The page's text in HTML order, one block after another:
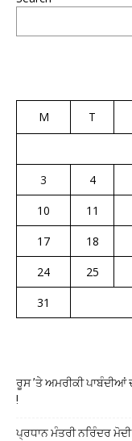
M T
3
4
10
11
17
18
24
25
31
ਰੂਸ ’ਤੇ ਅਮਰੀਕੀ ਪਾਬੰਦੀਆਂ
!
ਪ੍ਰਧਾਨ ਮੰਤਰੀ ਨਰਿੰਦਰ